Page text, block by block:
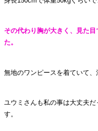
その代わり胸が大きく、見た
た。
無地のワンピースを着ていて、
ユウミさんも私の事は大丈夫
す。